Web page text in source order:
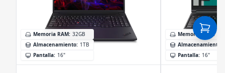
Memoria RAM: 32GB
Almacenamiento: 1TB
Pantalla: 16"
Memoria RAM :
Almacenamiento
Pantalla: 16"